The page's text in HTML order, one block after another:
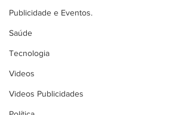
Publicidade e Eventos.
Saúde
Tecnologia
Videos
Videos Publicidades